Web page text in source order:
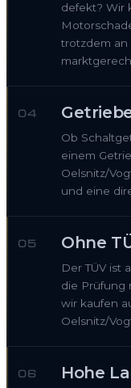
defekt? Wir
trotzdem
04
Ob
einem
Oelsnitz/
und eine
05 Ohne
Der TÜV ist
die Prüfung
wir kaufen
Oelsnitz/
06 Hohe